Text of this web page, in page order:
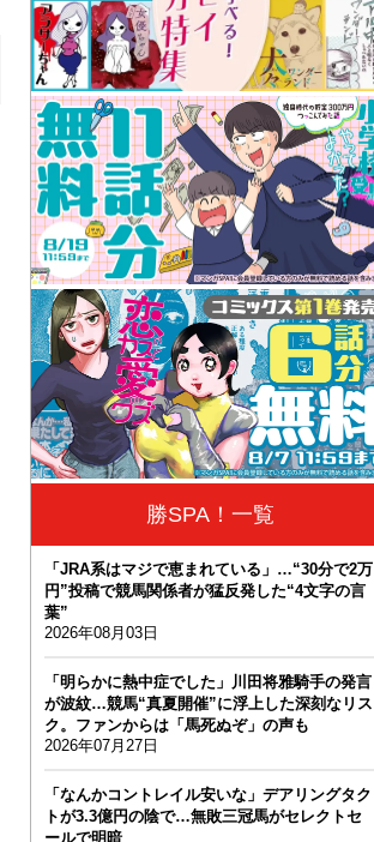
勝SPA！一覧
「JRA系はマジで恵まれている」…“30分で2万
円”投稿で競馬関係者が猛反発した“4文字の言
葉”
2026年08月03日
「明らかに熱中症でした」川田将雅騎手の発言
が波紋…競馬“真夏開催”に浮上した深刻なリス
ク。ファンからは「馬死ぬぞ」の声も
2026年07月27日
「なんかコントレイル安いな」デアリングタク
トが3.3億円の陰で…無敗三冠馬がセレクトセ
ールで明暗